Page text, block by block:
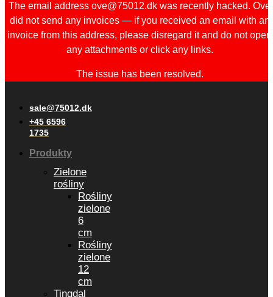
The email address ove@75012.dk was recently hacked. Ove
did not send any invoices — if you received an email with an
invoice from this address, please disregard it and do not open
any attachments or click any links.
The issue has been resolved.
sale@75012.dk
+45 6596
1735
Produkty
Zielone
rośliny
Rośliny
zielone
6
cm
Rośliny
zielone
12
cm
Tingdal